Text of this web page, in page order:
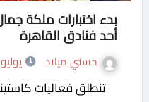
أحد فنادق القاهرة
حسني ميلاد يوليو 9, 2025
تنطلق فعاليات كاستينج ملكة جمال مصر 2025